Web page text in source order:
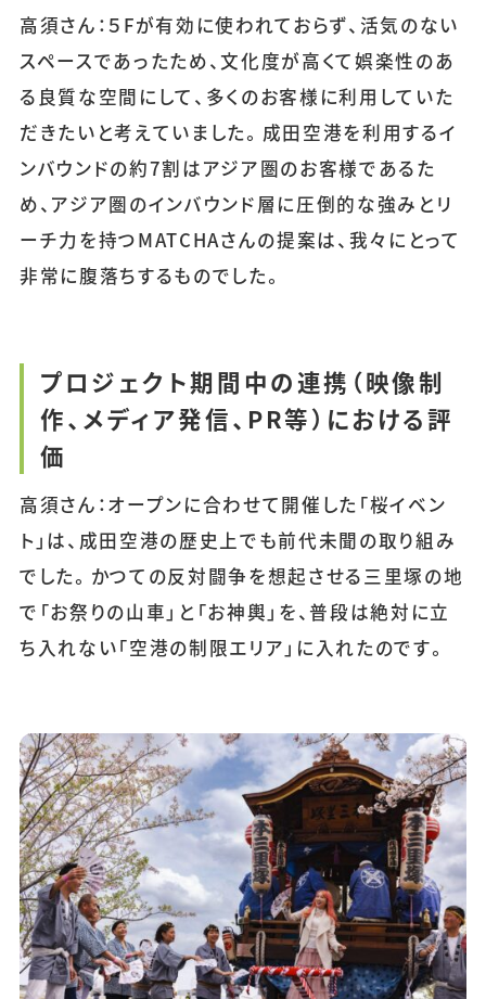
高須さん：５Fが有効に使われておらず、活気のない
スペースであったため、文化度が高くて娯楽性のあ
る良質な空間にして、多くのお客様に利用していた
だきたいと考えていました。成田空港を利用するイ
ンバウンドの約7割はアジア圏のお客様であるた
め、アジア圏のインバウンド層に圧倒的な強みとリ
ーチ力を持つMATCHAさんの提案は、我々にとって
非常に腹落ちするものでした。
プロジェクト期間中の連携（映像制
作、メディア発信、PR等）における評
価
高須さん：オープンに合わせて開催した「桜イベン
ト」は、成田空港の歴史上でも前代未聞の取り組み
でした。かつての反対闘争を想起させる三里塚の地
で「お祭りの山車」と「お神輿」を、普段は絶対に立
ち入れない「空港の制限エリア」に入れたのです。